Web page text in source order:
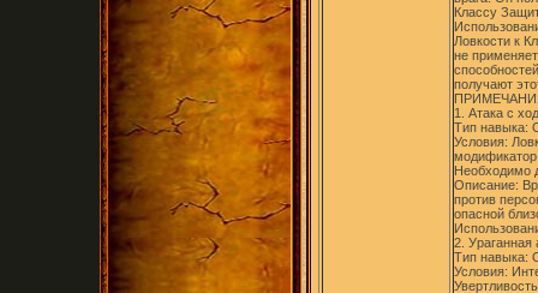
Классу
Ловкости к
не
получают
1. Атака с
Тип навыка:
Условия:
Необходимо
Описание:
против
опасной
2. Ураганная
Тип навыка:
Условия: